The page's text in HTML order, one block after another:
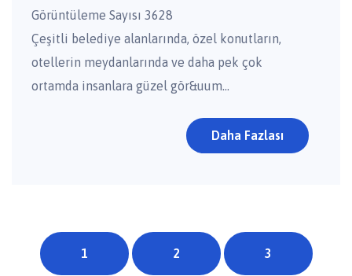
Görüntüleme Sayısı 3628
Çeşitli belediye alanlarında, özel konutların,
otellerin meydanlarında ve daha pek çok
ortamda insanlara güzel gör&uum...
Daha Fazlası
1 2 3